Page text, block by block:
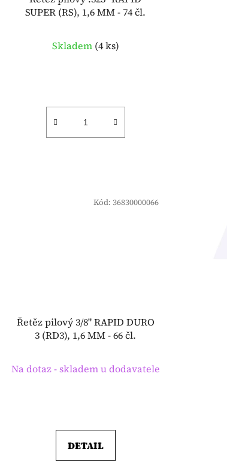
SUPER (RS), 1,6 MM - 74 čl.
Skladem (4 ks)
Řetěz pilový 3/8" RAPID DURO
3 (RD3), 1,6 MM - 66 čl.
Na dotaz - skladem u dodavatele
DETAIL
Kód: 36830000066